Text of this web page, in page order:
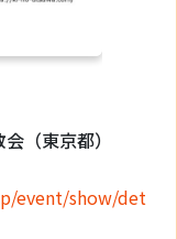
（東京都）
event/show/det